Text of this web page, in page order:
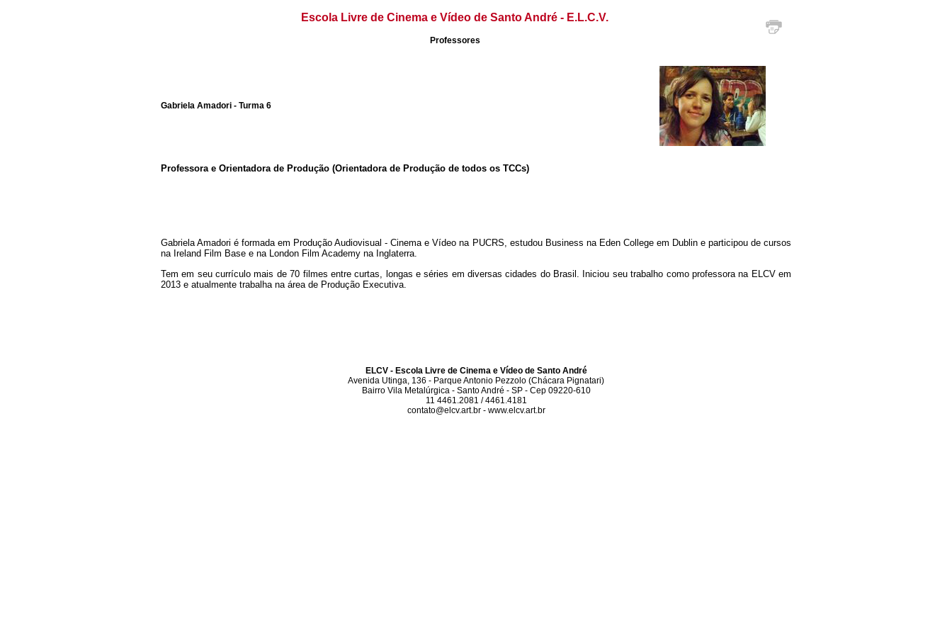
Escola Livre de Cinema e Vídeo de Santo André - E.L.C.V.
Professores
Gabriela Amadori - Turma 6
Professora e Orientadora de Produção (Orientadora de Produção de todos os TCCs)
Gabriela Amadori é formada em Produção Audiovisual - Cinema e Vídeo na PUCRS, estudou Business na Eden College em Dublin e participou de cursos
na Ireland Film Base e na London Film Academy na Inglaterra.
Tem em seu currículo mais de 70 filmes entre curtas, longas e séries em diversas cidades do Brasil. Iniciou seu trabalho como professora na ELCV em
2013 e atualmente trabalha na área de Produção Executiva.
ELCV - Escola Livre de Cinema e Vídeo de Santo André
Avenida Utinga, 136 - Parque Antonio Pezzolo (Chácara Pignatari)
Bairro Vila Metalúrgica - Santo André - SP - Cep 09220-610
11 4461.2081 / 4461.4181
contato@elcv.art.br - www.elcv.art.br